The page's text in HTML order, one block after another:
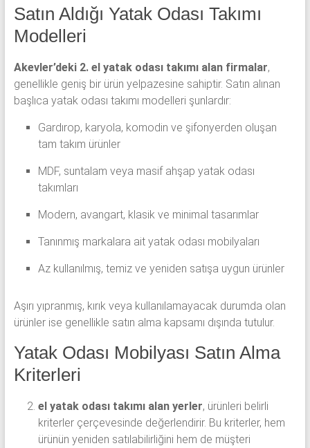
Satın Aldığı Yatak Odası Takımı
Modelleri
Akevler’deki 2. el yatak odası takımı alan firmalar,
genellikle geniş bir ürün yelpazesine sahiptir. Satın alınan
başlıca yatak odası takımı modelleri şunlardır:
Gardırop, karyola, komodin ve şifonyerden oluşan
tam takım ürünler
MDF, suntalam veya masif ahşap yatak odası
takımları
Modern, avangart, klasik ve minimal tasarımlar
Tanınmış markalara ait yatak odası mobilyaları
Az kullanılmış, temiz ve yeniden satışa uygun ürünler
Aşırı yıpranmış, kırık veya kullanılamayacak durumda olan
ürünler ise genellikle satın alma kapsamı dışında tutulur.
Yatak Odası Mobilyası Satın Alma
Kriterleri
el yatak odası takımı alan yerler, ürünleri belirli
kriterler çerçevesinde değerlendirir. Bu kriterler, hem
ürünün yeniden satılabilirliğini hem de müşteri